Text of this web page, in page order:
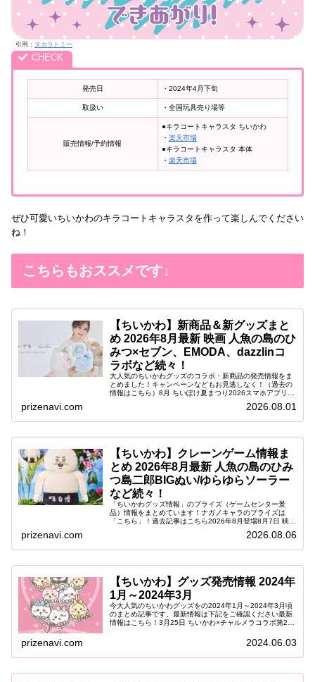
引用： タカラトミー
発売日 ・2024年4月下旬
取扱い ・全国玩具売り場等
販売情報/予約情報
●キラコートキャラスタ ちいかわ
・ 楽天市場
●キラコートキャラスタ 本体
・ 楽天市場
ぜひ可愛いちいかわのキラコートキャラスタを作って楽しんでください
ね！
こちらもおススメです↓
【ちいかわ】新商品＆新グッズまと
め 2026年8月最新 映画 人魚の島のひ
みつ×セブン、EMODA、dazzlinコ
ラボなど続々！
大人気のちいかわグッズのコラボ・新商品の発売情報をま
とめました！キャンペーンなどもお見逃しなく！（過去の
情報はこちら）8月 ちいぽけ夏まつり2026スマホアプリ
prizenavi.com 2026.08.01
【ちいかわ】クレーンゲーム情報ま
とめ 2026年8月最新 人魚の島のひみ
つ島二郎BIGぬい/ゆらゆらソーラー
など続々！
「ちいかわグッズ情報」のプライズ（ゲームセンター景
品）情報をまとめています！ナガノキャラのプライズは
「こちら」！過去記事はこちら2026年8月登場8月7日 映画
prizenavi.com 2026.08.06
【ちいかわ】グッズ発売情報 2024年
1月～2024年3月
今大人気のちいかわグッズをの2024年1月～2024年3月頃
のまとめ記事です。最新情報は下記をご確認ください最新
情報はこちら！3月25日 ちいかわ×チャルメラコラボ第2
prizenavi.com 2024.06.03